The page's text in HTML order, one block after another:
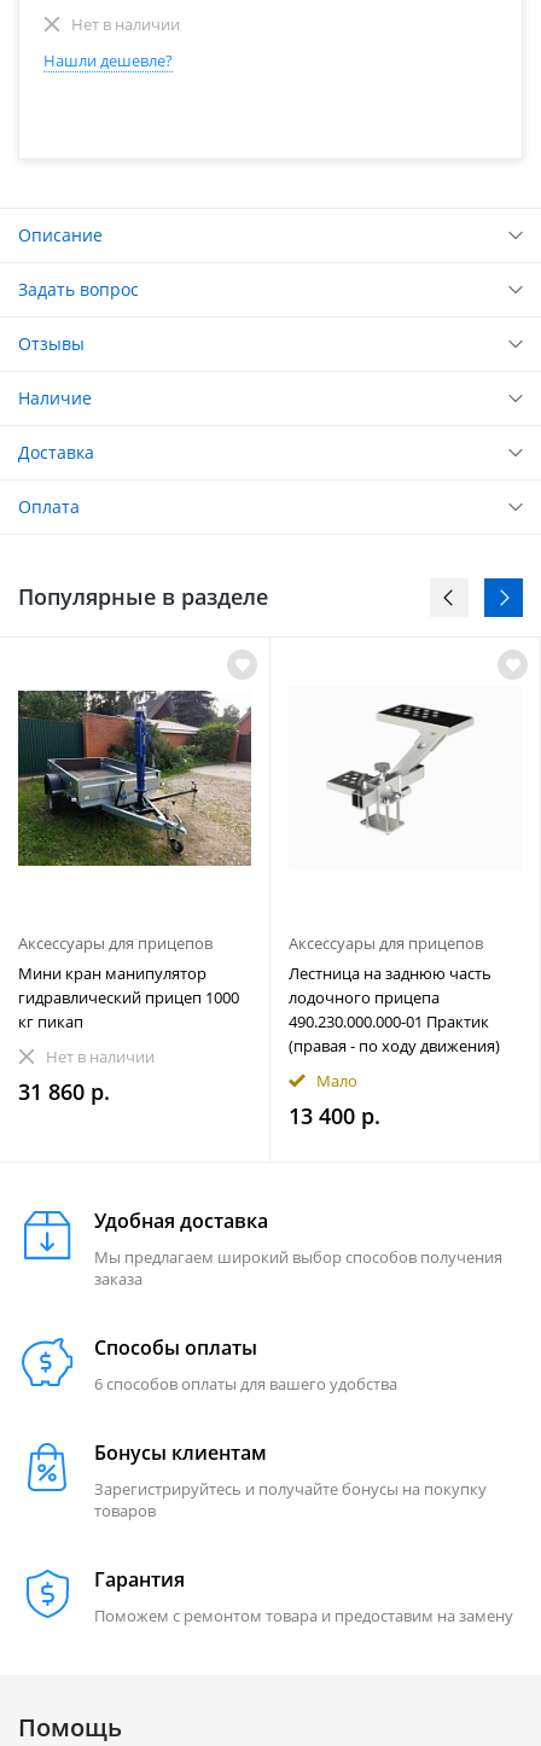
Нет в наличии
Нашли дешевле?
Описание
Задать вопрос
Отзывы
Наличие
Доставка
Оплата
Популярные в разделе
Аксессуары для прицепов
Мини кран манипулятор
гидравлический прицеп 1000
кг пикап
Нет в наличии
31 860 р.
Аксессуары для прицепов
Лестница на заднюю часть
лодочного прицепа
490.230.000.000-01 Практик
(правая - по ходу движения)
Мало
13 400 р.
Удобная доставка
Мы предлагаем широкий выбор способов получения
заказа
Способы оплаты
6 способов оплаты для вашего удобства
Бонусы клиентам
Зарегистрируйтесь и получайте бонусы на покупку
товаров
Гарантия
Поможем с ремонтом товара и предоставим на замену
Помощь